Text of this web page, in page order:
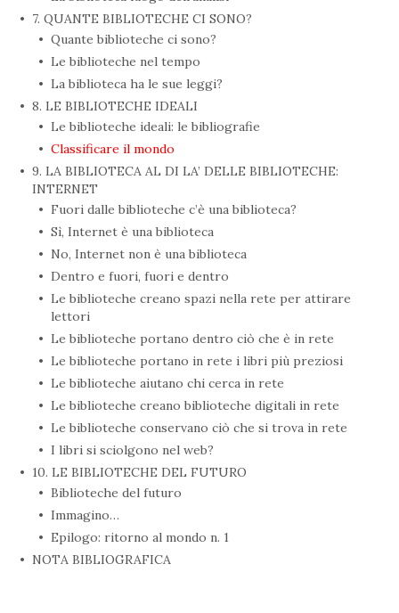
7. QUANTE BIBLIOTECHE CI SONO?
Quante biblioteche ci sono?
Le biblioteche nel tempo
La biblioteca ha le sue leggi?
8. LE BIBLIOTECHE IDEALI
Le biblioteche ideali: le bibliografie
Classificare il mondo
9. LA BIBLIOTECA AL DI LA’ DELLE BIBLIOTECHE:
INTERNET
Fuori dalle biblioteche c’è una biblioteca?
Sì, Internet è una biblioteca
No, Internet non è una biblioteca
Dentro e fuori, fuori e dentro
Le biblioteche creano spazi nella rete per attirare
lettori
Le biblioteche portano dentro ciò che è in rete
Le biblioteche portano in rete i libri più preziosi
Le biblioteche aiutano chi cerca in rete
Le biblioteche creano biblioteche digitali in rete
Le biblioteche conservano ciò che si trova in rete
I libri si sciolgono nel web?
10. LE BIBLIOTECHE DEL FUTURO
Biblioteche del futuro
Immagino…
Epilogo: ritorno al mondo n. 1
NOTA BIBLIOGRAFICA